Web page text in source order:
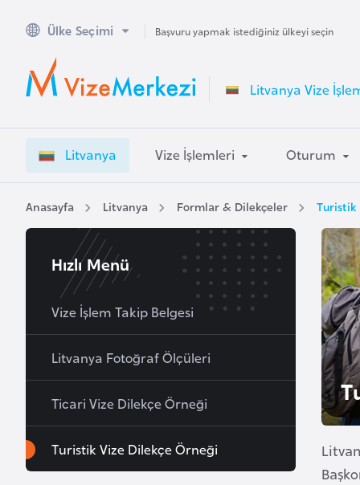
Ülke Seçimi Başvuru yapmak istediğiniz ülkeyi seçin
Litvanya Vize
Litvanya Vize İşlemleri Oturum
Anasayfa Litvanya Formlar & Dilekçeler Turistik
Hızlı Menü
Vize İşlem Takip Belgesi
Litvanya Fotoğraf Ölçüleri
Ticari Vize Dilekçe Örneği
Turistik Vize Dilekçe Örneği
A
u
s
a
l
A
v
u
s
t
r
y